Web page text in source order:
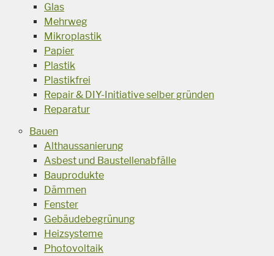
Glas
Mehrweg
Mikroplastik
Papier
Plastik
Plastikfrei
Repair & DIY-Initiative selber gründen
Reparatur
Bauen
Althaussanierung
Asbest und Baustellenabfälle
Bauprodukte
Dämmen
Fenster
Gebäudebegrünung
Heizsysteme
Photovoltaik